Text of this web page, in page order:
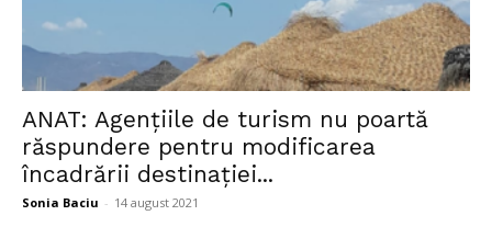
ANAT: Agenţiile de turism nu poartă
răspundere pentru modificarea
încadrării destinaţiei...
Sonia Baciu - 14 august 2021